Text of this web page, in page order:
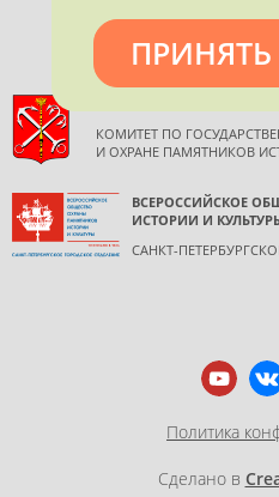
КОМИТЕТ ПО
И ОХРАНЕ ПАМЯТНИКОВ
ВСЕРОССИЙСКОЕ
ИСТОРИИ И
САНКТ-
Политика
Сделано в